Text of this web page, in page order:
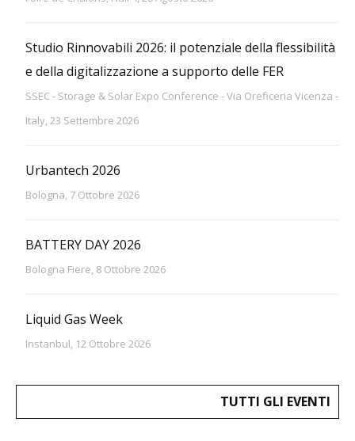
Studio Rinnovabili 2026: il potenziale della flessibilità
e della digitalizzazione a supporto delle FER
SSEC - Storage & Solar Expo Conference - Via Oreficeria Vicenza -
Italy, 23 Settembre 2026
Urbantech 2026
Bologna, 7 Ottobre 2026
BATTERY DAY 2026
Bologna Fiere, 8 Ottobre 2026
Liquid Gas Week
Instanbul, 12 Ottobre 2026
TUTTI GLI EVENTI